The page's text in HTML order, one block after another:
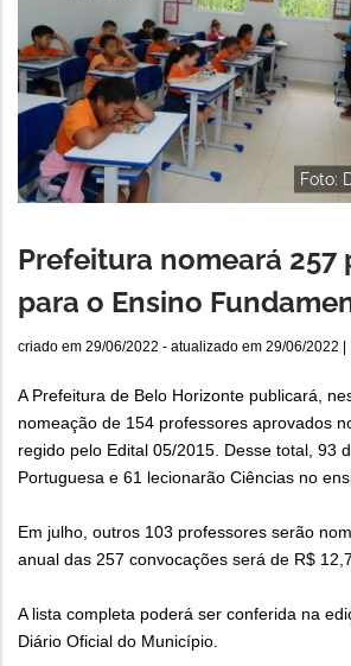
Foto:
Prefeitura nomeará 257
para o Ensino
criado em 29/06/2022 - atualizado em 29/06/2022 |
A Prefeitura de Belo Horizonte publicará,
nomeação de 154 professores aprovados
regido pelo Edital 05/2015. Desse total, 93
Portuguesa e 61 lecionarão Ciências no
Em julho, outros 103 professores serão
anual das 257 convocações será de R$
A lista completa poderá ser conferida na
Diário Oficial do Município.